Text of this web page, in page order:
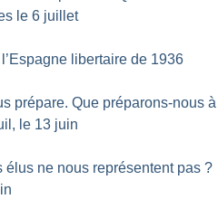
le 6 juillet
libertaire de 1936
prépare. Que préparons-nous à
le 13 juin
élus ne nous représentent pas ?